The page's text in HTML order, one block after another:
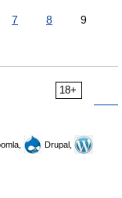
7 8
9
18+
Drupal,